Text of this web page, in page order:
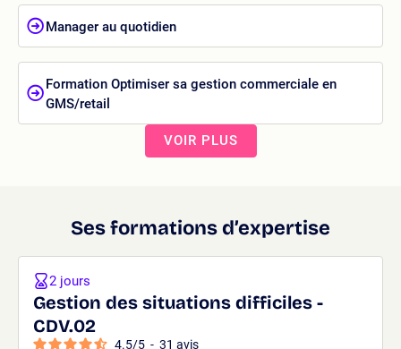
Manager au quotidien
Formation Optimiser sa gestion commerciale en
GMS/retail
VOIR PLUS
Ses formations d’expertise
Gestion des situations difficiles -
CDV.02
4.5/5 - 31 avis
2 jours